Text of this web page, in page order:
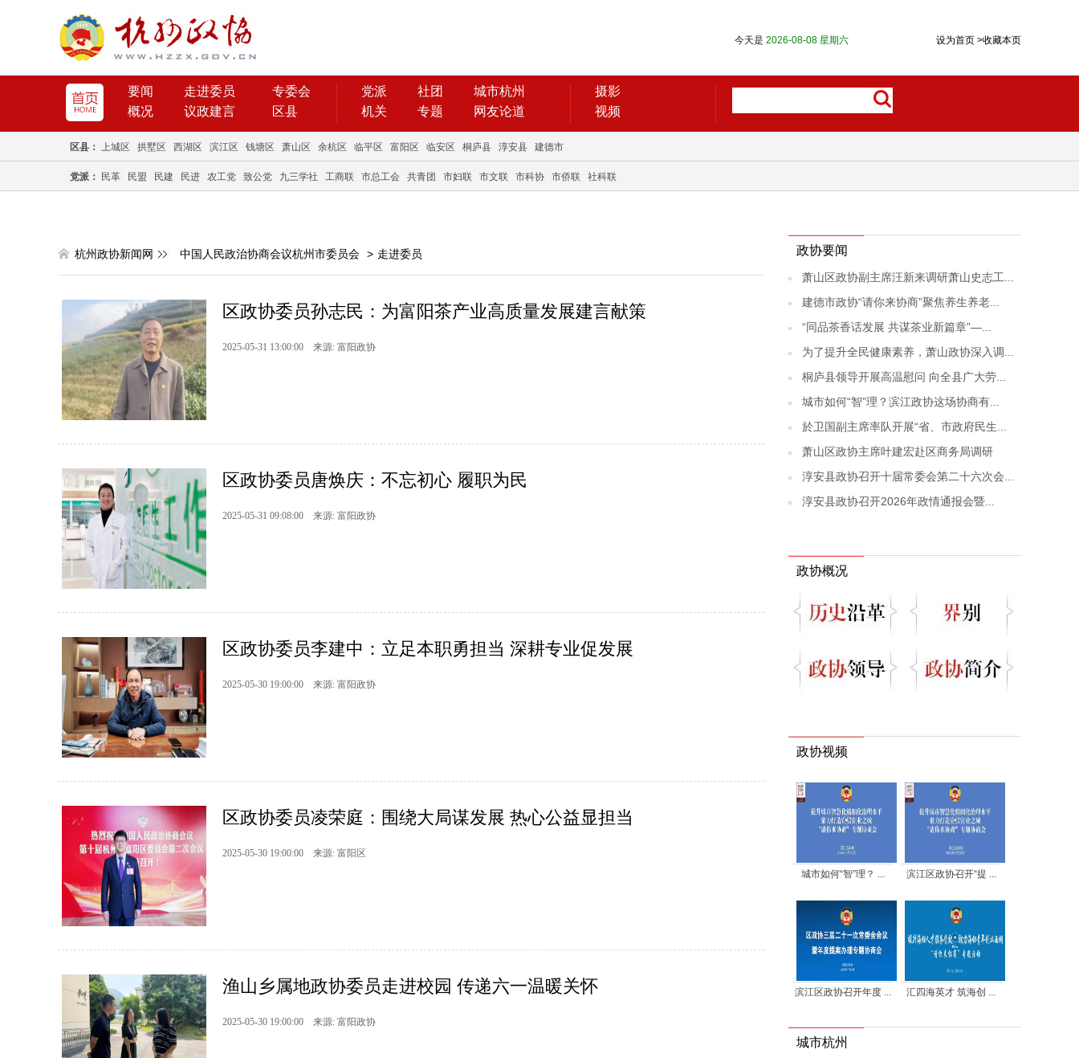
设为首页 >收藏本页
今天是 2026-08-08 星期六
要闻 走进委员
专委会
概况
议政建言 区县
党派 社团
城市杭州
机关
专题 网友论道
摄影
视频
区县： 上城区 拱墅区 西湖区 滨江区 钱塘区 萧山区 余杭区 临平区 富阳区 临安区 桐庐县 淳安县 建德市
党派： 民革 民盟 民建 民进 农工党 致公党 九三学社 工商联 市总工会 共青团 市妇联 市文联 市科协 市侨联 社科联
杭州政协新闻网 中国人民政治协商会议杭州市委员会 > 走进委员
区政协委员孙志民：为富阳茶产业高质量发展建言献策
2025-05-31 13:00:00 来源: 富阳政协
区政协委员唐焕庆：不忘初心 履职为民
2025-05-31 09:08:00 来源: 富阳政协
区政协委员李建中：立足本职勇担当 深耕专业促发展
2025-05-30 19:00:00 来源: 富阳政协
区政协委员凌荣庭：围绕大局谋发展 热心公益显担当
2025-05-30 19:00:00 来源: 富阳区
渔山乡属地政协委员走进校园 传递六一温暖关怀
2025-05-30 19:00:00 来源: 富阳政协
政协要闻
萧山区政协副主席汪新来调研萧山史志工...
建德市政协“请你来协商”聚焦养生养老...
“同品茶香话发展 共谋茶业新篇章”—...
为了提升全民健康素养，萧山政协深入调...
桐庐县领导开展高温慰问 向全县广大劳...
城市如何“智”理？滨江政协这场协商有...
於卫国副主席率队开展“省、市政府民生...
萧山区政协主席叶建宏赴区商务局调研
淳安县政协召开十届常委会第二十六次会...
淳安县政协召开2026年政情通报会暨...
政协概况
政协视频
城市如何“智”理？ ... 滨江区政协召开“提 ...
滨江区政协召开年度 ... 汇四海英才 筑海创 ...
城市杭州